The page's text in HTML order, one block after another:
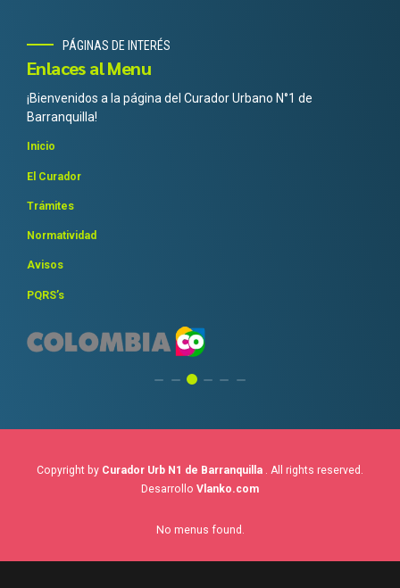
PÁGINAS DE INTERÉS
Enlaces al Menu
¡Bienvenidos a la página del Curador Urbano N°1 de
Barranquilla!
Inicio
El Curador
Trámites
Normatividad
Avisos
PQRS’s
Copyright by Curador Urb N1 de Barranquilla . All rights reserved.
Desarrollo Vlanko.com
No menus found.